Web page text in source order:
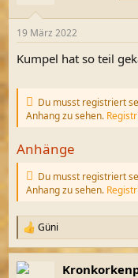
e
:
19 März 2022
Kumpel hat so teil
Du musst registriert
Anhang zu sehen.
Anhänge
Du musst registriert
Anhang zu sehen.
R
e
a
k
Güni